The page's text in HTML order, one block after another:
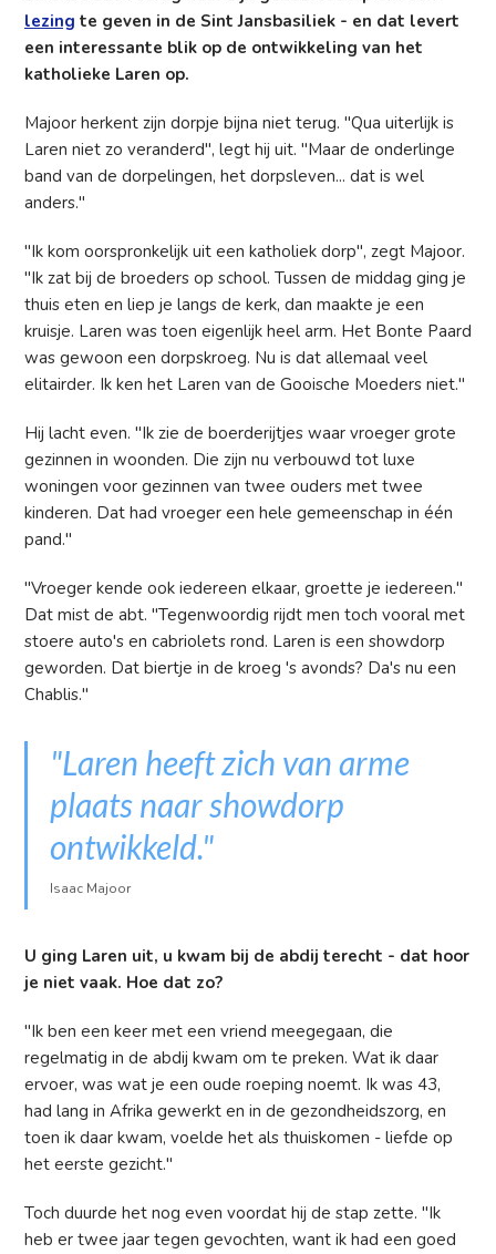
lezing te geven in de Sint Jansbasiliek - en dat levert
een interessante blik op de ontwikkeling van het
katholieke Laren op.
Majoor herkent zijn dorpje bijna niet terug. "Qua uiterlijk is
Laren niet zo veranderd", legt hij uit. "Maar de onderlinge
band van de dorpelingen, het dorpsleven... dat is wel
anders."
"Ik kom oorspronkelijk uit een katholiek dorp", zegt Majoor.
"Ik zat bij de broeders op school. Tussen de middag ging je
thuis eten en liep je langs de kerk, dan maakte je een
kruisje. Laren was toen eigenlijk heel arm. Het Bonte Paard
was gewoon een dorpskroeg. Nu is dat allemaal veel
elitairder. Ik ken het Laren van de Gooische Moeders niet."
Hij lacht even. "Ik zie de boerderijtjes waar vroeger grote
gezinnen in woonden. Die zijn nu verbouwd tot luxe
woningen voor gezinnen van twee ouders met twee
kinderen. Dat had vroeger een hele gemeenschap in één
pand."
"Vroeger kende ook iedereen elkaar, groette je iedereen."
Dat mist de abt. "Tegenwoordig rijdt men toch vooral met
stoere auto's en cabriolets rond. Laren is een showdorp
geworden. Dat biertje in de kroeg 's avonds? Da's nu een
Chablis."
"Laren heeft zich van arme
plaats naar showdorp
ontwikkeld."
Isaac Majoor
U ging Laren uit, u kwam bij de abdij terecht - dat hoor
je niet vaak. Hoe dat zo?
"Ik ben een keer met een vriend meegegaan, die
regelmatig in de abdij kwam om te preken. Wat ik daar
ervoer, was wat je een oude roeping noemt. Ik was 43,
had lang in Afrika gewerkt en in de gezondheidszorg, en
toen ik daar kwam, voelde het als thuiskomen - liefde op
het eerste gezicht."
Toch duurde het nog even voordat hij de stap zette. "Ik
heb er twee jaar tegen gevochten, want ik had een goed